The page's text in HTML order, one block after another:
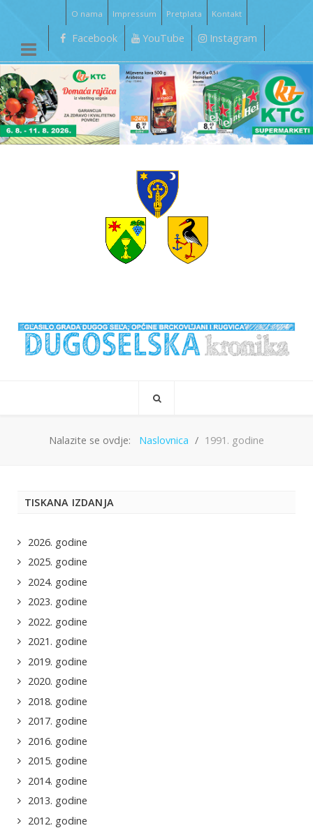
O nama Impressum Pretplata Kontakt
Facebook YouTube Instagram
Nalazite se ovdje: Naslovnica 1991. godine
TISKANA IZDANJA
2026. godine
2025. godine
2024. godine
2023. godine
2022. godine
2021. godine
2019. godine
2020. godine
2018. godine
2017. godine
2016. godine
2015. godine
2014. godine
2013. godine
2012. godine